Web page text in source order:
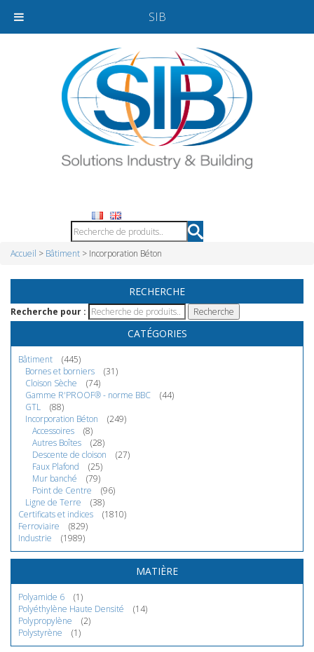
Accueil > Bâtiment > Incorporation Béton
RECHERCHE
Recherche pour :
CATÉGORIES
Bâtiment
(445)
Bornes et borniers
(31)
Cloison Sèche
(74)
Gamme R'PROOF® - norme BBC
(44)
GTL
(88)
Incorporation Béton
(249)
Accessoires
(8)
Autres Boîtes
(28)
Descente de cloison
(27)
Faux Plafond
(25)
Mur banché
(79)
Point de Centre
(96)
Ligne de Terre
(38)
Certificats et indices
(1810)
Ferroviaire
(829)
Industrie
(1989)
MATIÈRE
Polyamide 6
(1)
Polyéthylène Haute Densité
(14)
Polypropylène
(2)
Polystyrène
(1)
SIB